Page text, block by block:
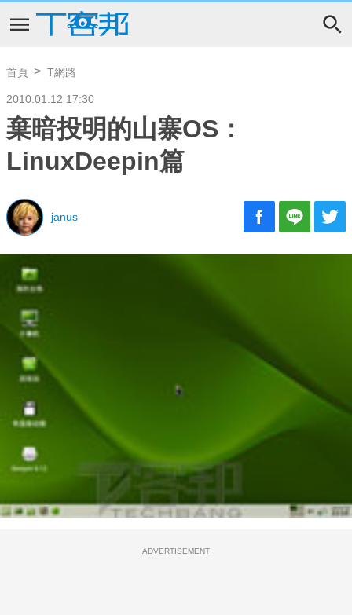
首頁 T網路
2010.01.12 17:30
棄暗投明的山寨OS：
LinuxDeepin篇
janus
ADVERTISEMENT